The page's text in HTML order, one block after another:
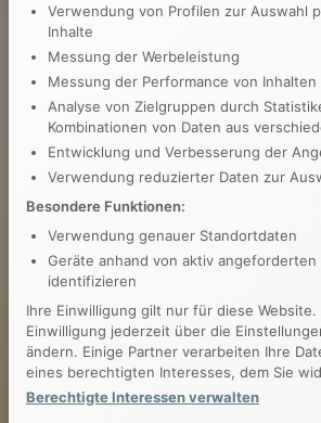
Verwendung von Profilen zur Auswahl
Inhalte
Messung der Werbeleistung
Messung der Performance von Inhalten
Analyse von Zielgruppen durch
Kombinationen von Daten aus
Entwicklung und Verbesserung der
Verwendung reduzierter Daten zur
Besondere Funktionen:
Verwendung genauer Standortdaten
Geräte anhand von aktiv angeforderten
identifizieren
Ihre Einwilligung gilt nur für diese Website.
Einwilligung jederzeit über die
ändern. Einige Partner verarbeiten Ihre
eines berechtigten Interesses, dem Sie
Berechtigte Interessen verwalten